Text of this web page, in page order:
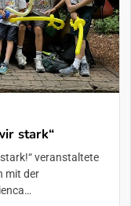
stark“
veranstaltete
mit der